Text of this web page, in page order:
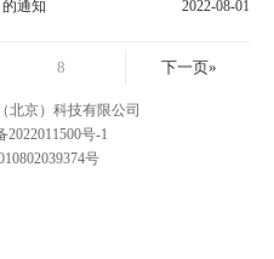
通知 2022-08-01
8 下一页»
北京）科技有限公司
号-1
号